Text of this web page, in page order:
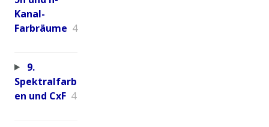
Kanal-
Farbräume 4
9.
Spektralfarb
en und CxF 4